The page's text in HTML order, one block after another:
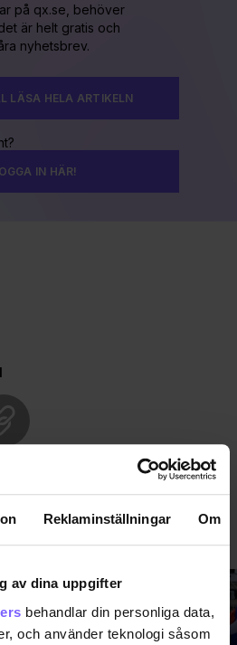
Reklaminställningar Om
av dina uppgifter
behandlar din personliga data,
och använder teknologi såsom
på qx.se, behöver
är helt gratis och
nyhetsbrev.
LÄSA HELA ARTIKELN
IN HÄR!